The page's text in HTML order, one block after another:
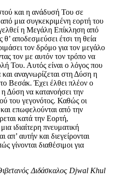
και η ανάδυσή Του σε
μια συγκεκριμένη εορτή του
η Μεγάλη Επίκληση από
αποδεσμεύσει έτσι τη θεία
τον δρόμο για τον μεγάλο
τον με αυτόν τον τρόπο να
Του. Αυτός είναι ο λόγος που
αναγνωρίζεται στη Δύση η
Βεσάκ. Έχει έλθει πλέον ο
Δύση να κατανοήσει την
του γεγονότος. Καθώς οι
επωφελούνται από την
κατά την Εορτή,
ιδιαίτερη πνευματική
αυτήν και διεγείρονται
γίνονται διαθέσιμοι για
Διδάσκαλος Djwal Khul